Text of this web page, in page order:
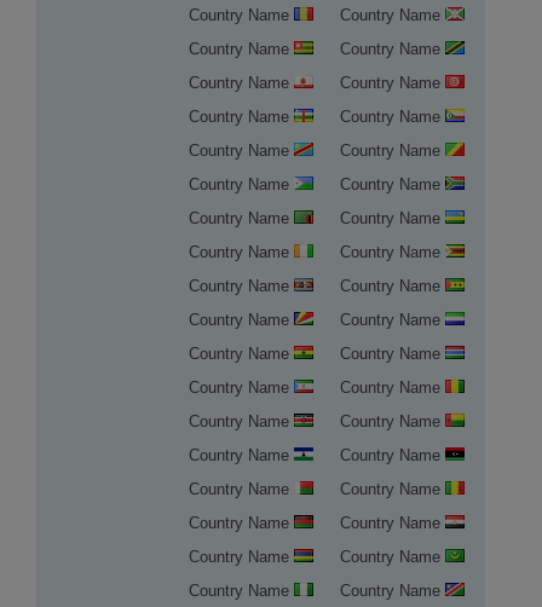
Country Name
Country Name
Country Name
Country Name
Country Name
Country Name
Country Name
Country Name
Country Name
Country Name
Country Name
Country Name
Country Name
Country Name
Country Name
Country Name
Country Name
Country Name
Country Name
Country Name
Country Name
Country Name
Country Name
Country Name
Country Name
Country Name
Country Name
Country Name
Country Name
Country Name
Country Name
Country Name
Country Name
Country Name
Country Name
Country Name